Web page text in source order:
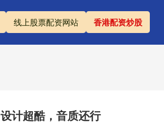
线上股票配资网站 香港配资炒股
计超酷，音质还行